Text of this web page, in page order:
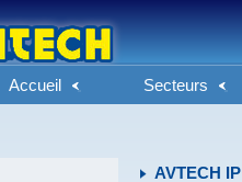
Accueil Secteurs
AVTECH